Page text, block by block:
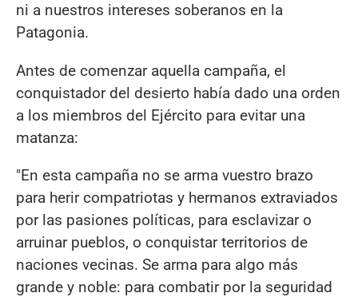
ni a nuestros intereses soberanos en la
Patagonia.
Antes de comenzar aquella campaña, el
conquistador del desierto había dado una orden
a los miembros del Ejército para evitar una
matanza:
"En esta campaña no se arma vuestro brazo
para herir compatriotas y hermanos extraviados
por las pasiones políticas, para esclavizar o
arruinar pueblos, o conquistar territorios de
naciones vecinas. Se arma para algo más
grande y noble: para combatir por la seguridad